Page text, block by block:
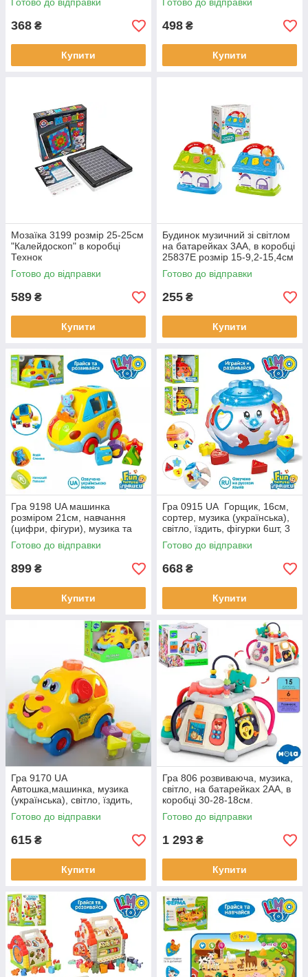
368 ₴
Купити
498 ₴
Купити
Мозаїка 3199 розмір 25-25см
"Калейдоскоп" в коробці
Технок
Готово до відправки
589 ₴
Купити
Будинок музичний зі світлом
на батарейках 3АА, в коробці
25837E розмір 15-9,2-15,4см
Готово до відправки
255 ₴
Купити
Гра 9198 UA машинка
розміром 21см, навчання
(цифри, фігури), музика та
звук (українська).
Готово до відправки
899 ₴
Купити
Гра 0915 UA Горщик, 16см,
сортер, музика (українська),
світло, їздить, фігурки 6шт, 3
кольори, на батарейках,
коробка, 23-23-15см
Готово до відправки
668 ₴
Купити
Гра 9170 UA
Автошка,машинка, музика
(українська), світло, їздить,
сортер, на батарейці, в
коробці, 23,5-15,5-15см
Готово до відправки
615 ₴
Купити
Гра 806 розвиваюча, музика,
світло, на батарейках 2АА, в
коробці 30-28-18см.
Готово до відправки
1 293 ₴
Купити